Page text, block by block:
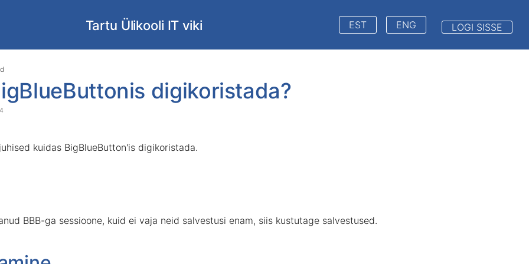
Tartu Ülikooli IT viki EST ENG LOGI SISSE
Skip
to
end
of
start
digikoristada?
kuidas BigBlueButton'is digikoristada.
BBB-ga sessioone, kuid ei vaja neid salvestusi enam, siis kustutage salvestused.